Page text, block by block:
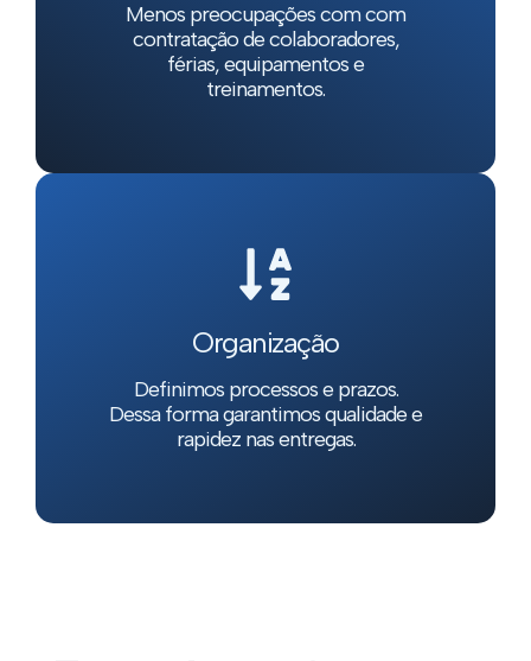
Menos preocupações com com
contratação de colaboradores,
férias, equipamentos e
treinamentos.
Organização
Definimos processos e prazos.
Dessa forma garantimos qualidade e
rapidez nas entregas.